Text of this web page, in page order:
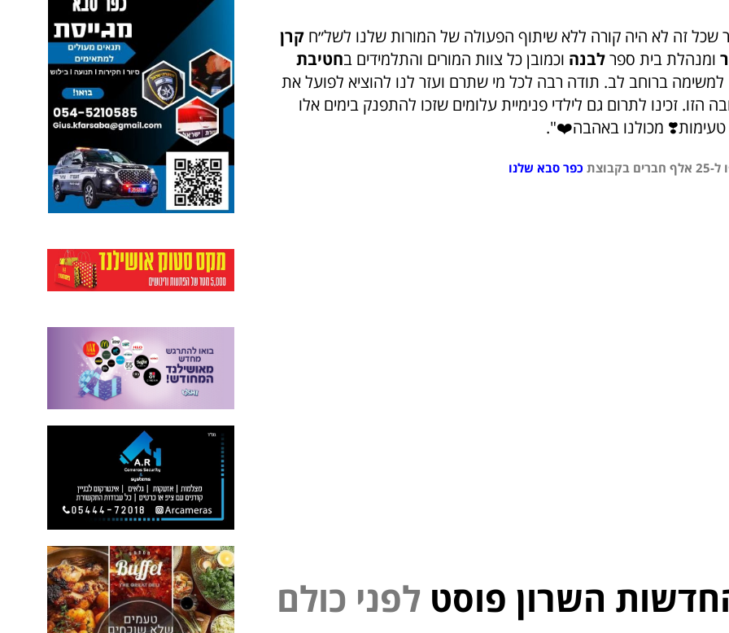
שכל זה לא היה קורה ללא שיתוף הפעולה של המורות שלנו לשל״ח קרן
ומנהלת בית ספרלבנה וכמובן כל צוות המורים והתלמידים בחטיבת
למשימה ברוחב לב. תודה רבה לכל מי שתרם ועזר לנו להוציא לפועל את
הזו. זכינו לתרום גם לילדי פנימיית עלומים שזכו להתפנק בימים אלו
טעימות❣️ מכולנו באהבה❤️".
כפר סבא שלנו
השרון פוסט לפני כולם